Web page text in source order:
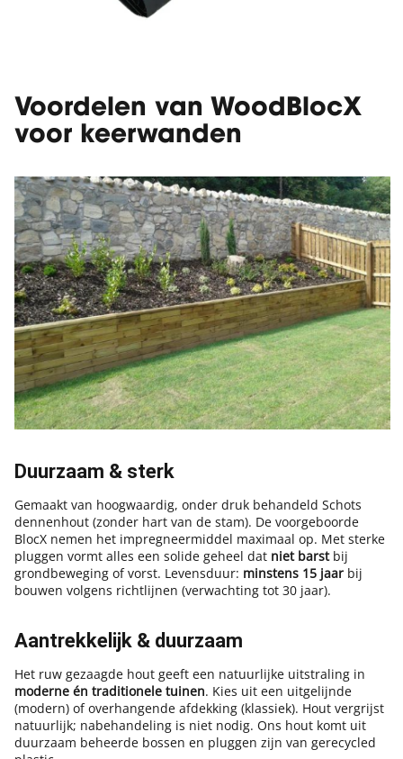
Voordelen van WoodBlocX
voor keerwanden
Duurzaam & sterk
Gemaakt van hoogwaardig, onder druk behandeld Schots
dennenhout (zonder hart van de stam). De voorgeboorde
BlocX nemen het impregneermiddel maximaal op. Met sterke
pluggen vormt alles een solide geheel dat niet barstbij
grondbeweging of vorst. Levensduur: minstens 15 jaarbij
bouwen volgens richtlijnen (verwachting tot 30 jaar).
Aantrekkelijk & duurzaam
Het ruw gezaagde hout geeft een natuurlijke uitstraling in
moderne én traditionele tuinen. Kies uit een uitgelijnde
(modern) of overhangende afdekking (klassiek). Hout vergrijst
natuurlijk; nabehandeling is niet nodig. Ons hout komt uit
duurzaam beheerde bossen en pluggen zijn van gerecycled